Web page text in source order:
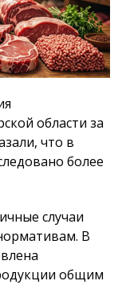
области за
что в
более
случаи
В
общим